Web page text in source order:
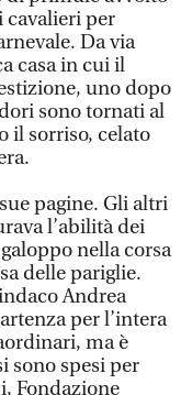
cavalieri per
Da via
casa in cui il
uno dopo
sono tornati al
il sorriso, celato
pagine. Gli altri
l’abilità dei
nella corsa
delle pariglie.
Andrea
per l’intera
ma è
sono spesi per
Fondazione